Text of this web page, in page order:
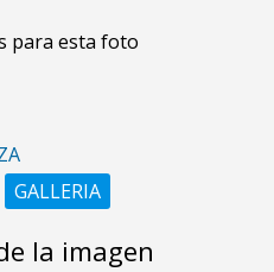
para esta foto
GALLERIA
la imagen